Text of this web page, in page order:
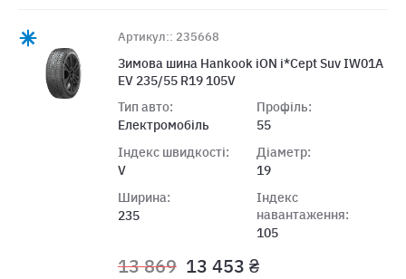
Артикул:: 235668
Зимова шина Hankook iON i*Cept Suv IW01A
EV 235/55 R19 105V
Тип авто:
Електромобіль
Індекс швидкості:
V
Ширина:
235
Профіль:
55
Діаметр:
19
Індекс
навантаження:
105
13 869 13 453 ₴